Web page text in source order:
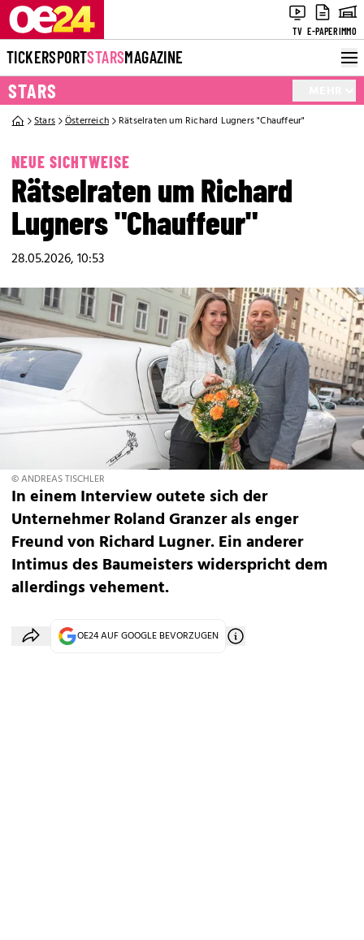
TV E-PAPERIMMO
TICKERSPORTSTARSMAGAZINE
STARS
Stars Österreich Rätselraten um Richard Lugners "Chauffeur"
NEUE SICHTWEISE
Rätselraten um Richard
Lugners "Chauffeur"
28.05.2026, 10:53
© ANDREAS TISCHLER
In einem Interview outete sich der
Unternehmer Roland Granzer als enger
Freund von Richard Lugner. Ein anderer
Intimus des Baumeisters widerspricht dem
allerdings vehement.
OE24 AUF GOOGLE BEVORZUGEN